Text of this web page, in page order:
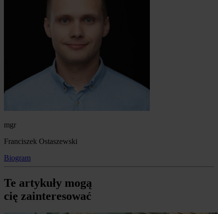
mgr
Franciszek Ostaszewski
Biogram
Te artykuły mogą
cię zainteresować